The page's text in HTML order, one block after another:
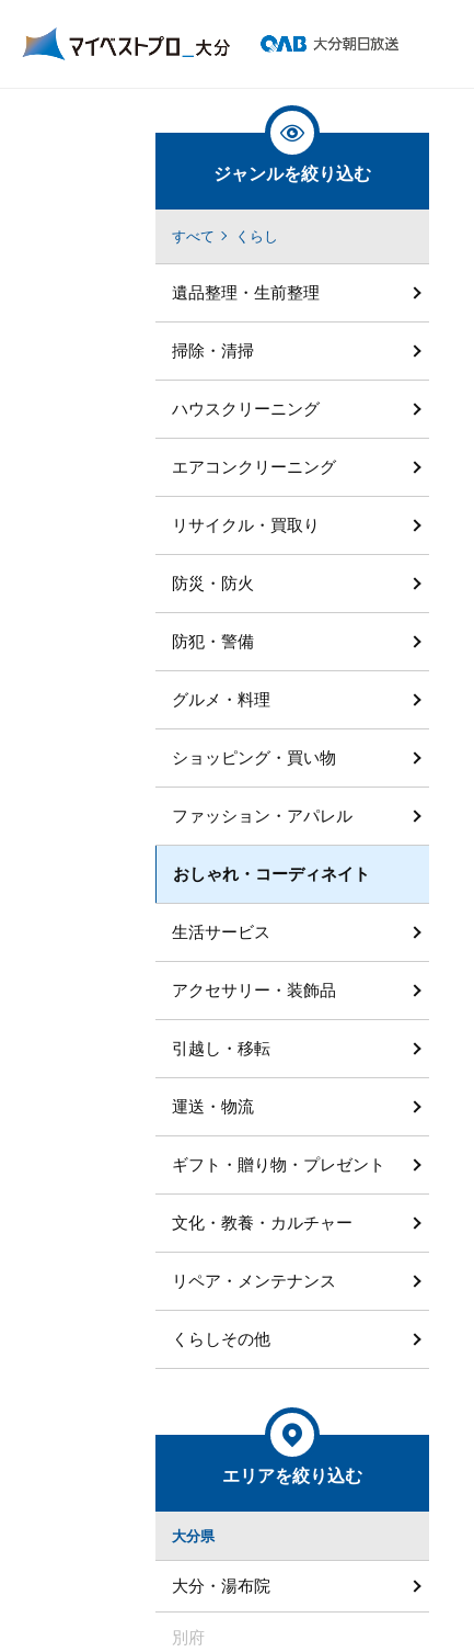
ジャンルを絞り込む
すべて くらし
遺品整理・生前整理
掃除・清掃
ハウスクリーニング
エアコンクリーニング
リサイクル・買取り
防災・防火
防犯・警備
グルメ・料理
ショッピング・買い物
ファッション・アパレル
おしゃれ・コーディネイト
生活サービス
アクセサリー・装飾品
引越し・移転
運送・物流
ギフト・贈り物・プレゼント
文化・教養・カルチャー
リペア・メンテナンス
くらしその他
エリアを絞り込む
大分県
大分・湯布院
別府